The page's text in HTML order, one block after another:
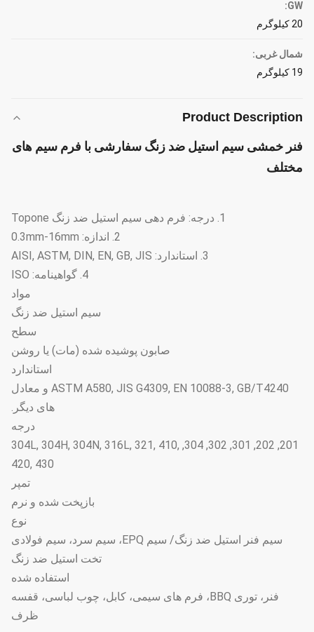
GW:
20 کیلوگرم
شمال غربی:
19 کیلوگرم
Product Description
فنر خمشی سیم استیل ضد زنگ سفارشی با فرم سیم های
مختلف
1. درجه: فرم دهی سیم استیل ضد زنگ Topone
2. اندازه: 0.3mm-16mm
3. استاندارد: AISI, ASTM, DIN, EN, GB, JIS
4. گواهینامه: ISO
مواد
سیم استیل ضد زنگ
سطح
صابون پوشیده شده (مات) یا روشن
استاندارد
ASTM A580, JIS G4309, EN 10088-3, GB/T4240 و معادل
های دیگر.
درجه
201, 202, 301, 302, 304, 304L, 304H, 304N, 316L, 321, 410,
420, 430
تمپر
بازپخت شده و نرم
نوع
سیم فنر استیل ضد زنگ/ سیم EPQ، سیم سرد، سیم فولادی
تخت استیل ضد زنگ
استفاده شده
فنر، توری BBQ، فرم های سیمی، کابل، چوب لباسی، قفسه
ظرف